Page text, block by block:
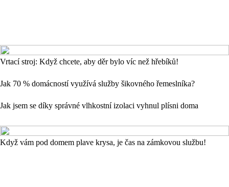
Vrtací stroj: Když chcete, aby děr bylo víc než hřebíků!
Jak 70 % domácností využívá služby šikovného řemeslníka?
Jak jsem se díky správné vlhkostní izolaci vyhnul plísni doma
Když vám pod domem plave krysa, je čas na zámkovou službu!